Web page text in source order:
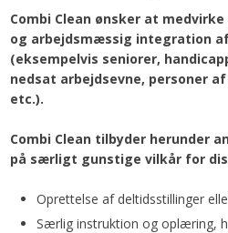
Combi Clean ønsker at
og arbejdsmæssig integration
(eksempelvis seniorer,
nedsat arbejdsevne, personer
etc.).​
Combi Clean tilbyder herunder
på særligt gunstige vilkår for
Oprettelse af deltidsstillinger
Særlig instruktion og oplæring,